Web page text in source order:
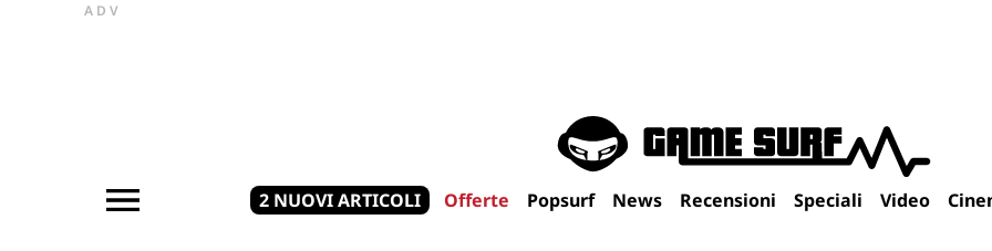
ADV
2 NUOVI ARTICOLI Offerte Popsurf News Recensioni Speciali Video